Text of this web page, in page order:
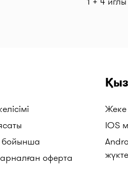
бойынша
оферта
Жеке
IOS